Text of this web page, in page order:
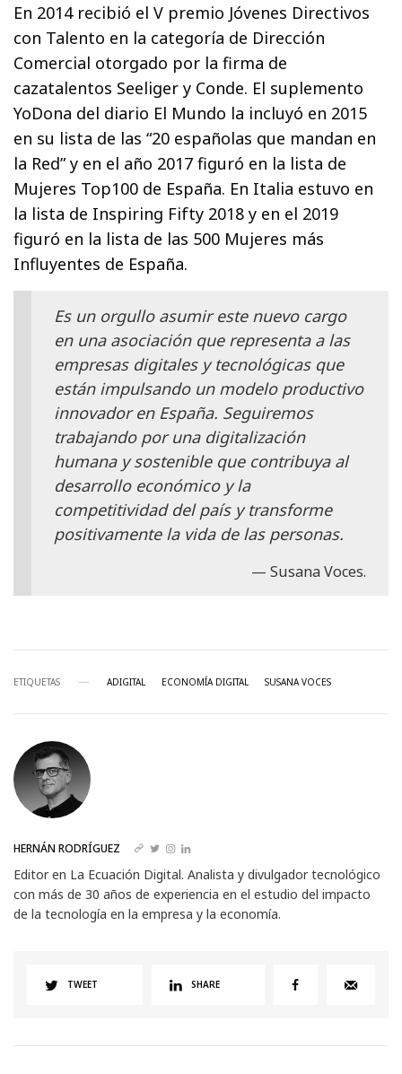
En 2014 recibió el V premio Jóvenes Directivos
con Talento en la categoría de Dirección
Comercial otorgado por la firma de
cazatalentos Seeliger y Conde. El suplemento
YoDona del diario El Mundo la incluyó en 2015
en su lista de las “20 españolas que mandan en
la Red” y en el año 2017 figuró en la lista de
Mujeres Top100 de España. En Italia estuvo en
la lista de Inspiring Fifty 2018 y en el 2019
figuró en la lista de las 500 Mujeres más
Influyentes de España.
Es un orgullo asumir este nuevo cargo
en una asociación que representa a las
empresas digitales y tecnológicas que
están impulsando un modelo productivo
innovador en España. Seguiremos
trabajando por una digitalización
humana y sostenible que contribuya al
desarrollo económico y la
competitividad del país y transforme
positivamente la vida de las personas.
Susana Voces.
ETIQUETAS ADIGITAL ECONOMÍA DIGITAL SUSANA VOCES
HERNÁN RODRÍGUEZ
Editor en La Ecuación Digital. Analista y divulgador tecnológico
con más de 30 años de experiencia en el estudio del impacto
de la tecnología en la empresa y la economía.
TWEET SHARE